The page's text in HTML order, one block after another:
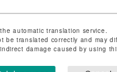
automatic translation service.
be translated correctly and may
damage caused by using